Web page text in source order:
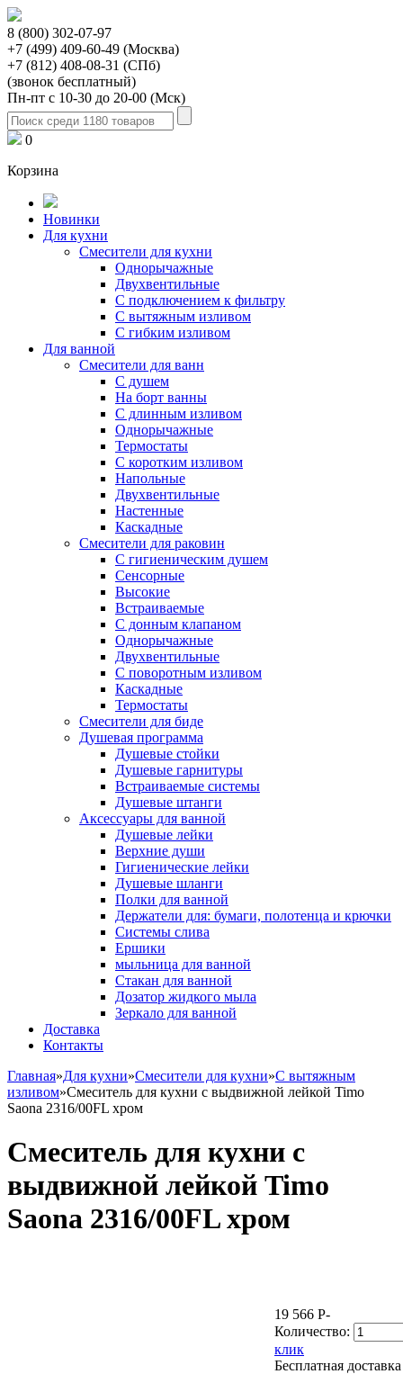
8 (800) 302-07-97
+7 (499) 409-60-49 (Москва)
+7 (812) 408-08-31 (СПб)
(звонок бесплатный)
Пн-пт с 10-30 до 20-00 (Мск)
0
Корзина
Новинки
Для кухни
Смесители для кухни
Однорычажные
Двухвентильные
С подключением к фильтру
С вытяжным изливом
С гибким изливом
Для ванной
Смесители для ванн
С душем
На борт ванны
С длинным изливом
Однорычажные
Термостаты
С коротким изливом
Напольные
Двухвентильные
Настенные
Каскадные
Смесители для раковин
С гигиеническим душем
Сенсорные
Высокие
Встраиваемые
С донным клапаном
Однорычажные
Двухвентильные
С поворотным изливом
Каскадные
Термостаты
Смесители для биде
Душевая программа
Душевые стойки
Душевые гарнитуры
Встраиваемые системы
Душевые штанги
Аксессуары для ванной
Душевые лейки
Верхние души
Гигиенические лейки
Душевые шланги
Полки для ванной
Держатели для: бумаги, полотенца и крючки
Системы слива
Ершики
мыльница для ванной
Стакан для ванной
Дозатор жидкого мыла
Зеркало для ванной
Доставка
Контакты
Главная»Для кухни»Смесители для кухни»С вытяжным
изливом»Смеситель для кухни с выдвижной лейкой Timo
Saona 2316/00FL хром
Смеситель для кухни с
выдвижной лейкой Timo
Saona 2316/00FL хром
19 566 P-
Количество:
клик
Бесплатная доставка